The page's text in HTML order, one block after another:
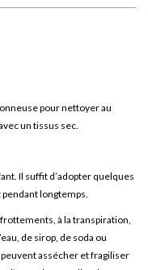
pour nettoyer au
un tissus sec.
Il suffit d’adopter quelques
longtemps.
à la transpiration,
de sirop, de soda ou
assécher et fragiliser